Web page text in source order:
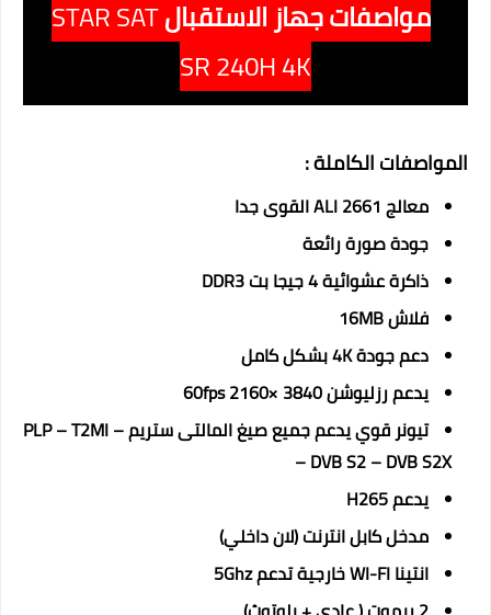
مواصفات جهاز الاستقبالSTAR SAT
SR 240H 4K
المواصفات الكاملة :
معالج ALI 2661 القوى جدا
جودة صورة رائعة
ذاكرة عشوائية 4 جيجا بت DDR3
فلاش 16MB
دعم جودة 4K بشكل كامل
يدعم رزليوشن 60fps 2160× 3840
تيونر قوي يدعم جميع صيغ المالتى ستريم – PLP – T2MI
– DVB S2 – DVB S2X
يدعم H265
مدخل كابل انترنت (لان داخلي)
انتينا WI-FI خارجية تدعم 5Ghz